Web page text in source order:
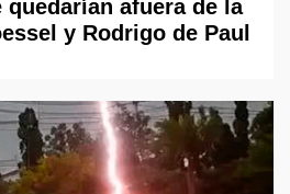
afuera de la
y Rodrigo de Paul